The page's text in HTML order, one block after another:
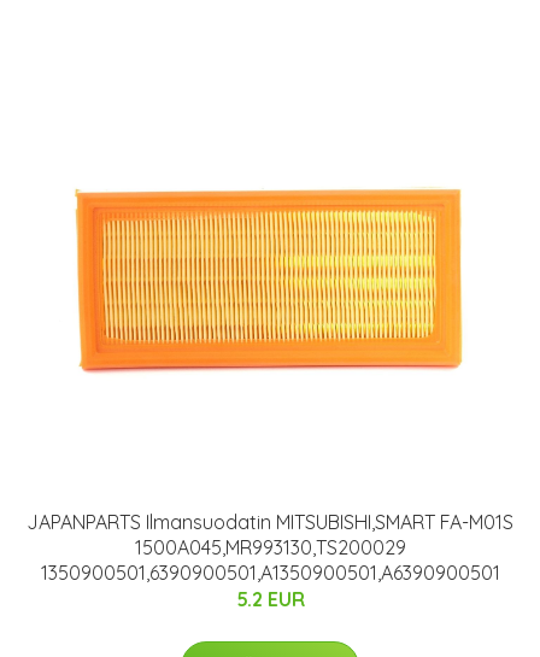
JAPANPARTS Ilmansuodatin MITSUBISHI,SMART FA-M01S
1500A045,MR993130,TS200029
1350900501,6390900501,A1350900501,A6390900501
5.2 EUR